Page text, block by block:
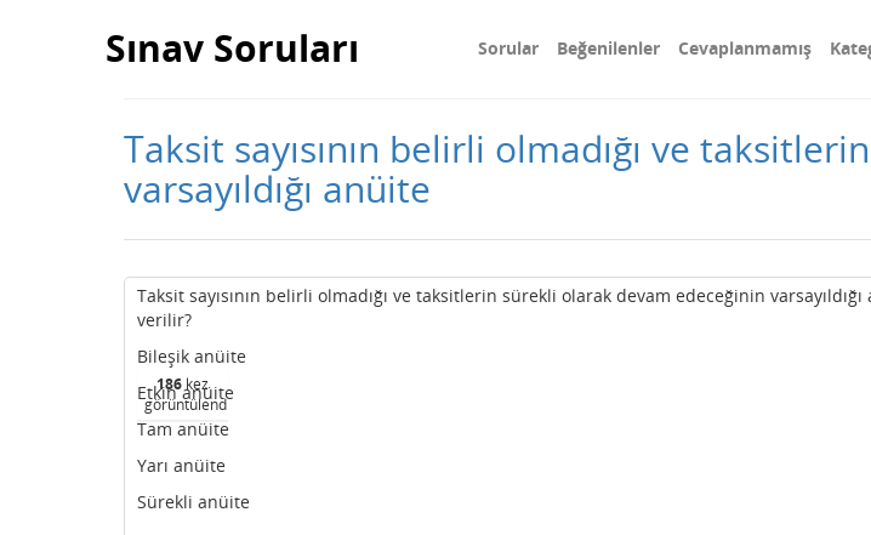
Sınav Soruları Sorular Beğenilenler Cevaplanmamış
Taksit sayısının belirli olmadığı ve
varsayıldığı anüite
186 kez
görüntülendi
Taksit sayısının belirli olmadığı ve taksitlerin sürekli olarak devam edeceğinin
verilir?
Bileşik anüite
Etkin anüite
Tam anüite
Yarı anüite
Sürekli anüite